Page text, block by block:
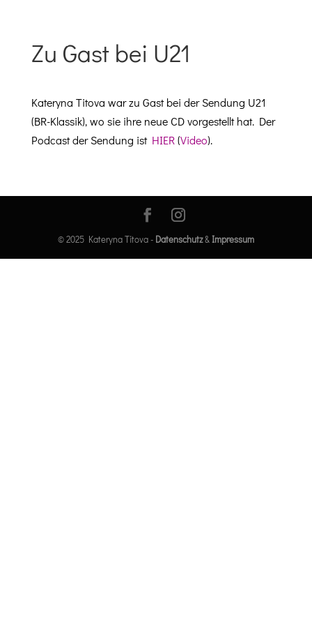
Zu Gast bei U21
Katery­na Tito­va war zu Gast bei der Sendung U21
(BR-Klas­sik), wo sie ihre neue CD vorgestellt hat. Der
Pod­cast der Sendung ist HIER(Video).
© 2025 Kateryna Titova - Datenschutz& Impressum